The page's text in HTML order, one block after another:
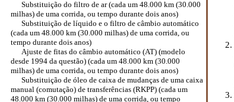
Substituição do filtro de ar (cada um 48.000 km (30.000
milhas) de uma corrida, ou tempo durante dois anos)
Substituição de líquido e o filtro de câmbio automático
(cada um 48.000 km (30.000 milhas) de uma corrida, ou
tempo durante dois anos)
Ajuste de fitas do câmbio automático (AT) (modelo
desde 1994 da questão) (cada um 48.000 km (30.000
milhas) de uma corrida, ou tempo durante dois anos)
Substituição de óleo de caixa de mudanças de uma caixa
manual (comutação) de transferências (RKPP) (cada um
48.000 km (30.000 milhas) de uma corrida, ou tempo